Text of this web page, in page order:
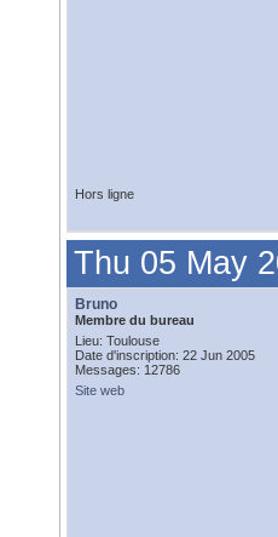
Hors ligne
Thu 05 May
Bruno
Membre du bureau
Lieu: Toulouse
Date d'inscription: 22 Jun 2005
Messages: 12786
Site web